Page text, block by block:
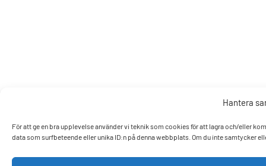
Hantera
För att ge en bra upplevelse använder vi teknik som cookies för att lagra och/eller
data som surfbeteende eller unika ID:n på denna webbplats. Om du inte samtycker